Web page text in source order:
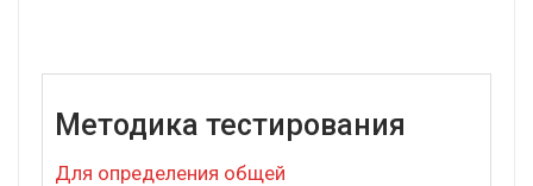
Методика тестирования
Для определения общей